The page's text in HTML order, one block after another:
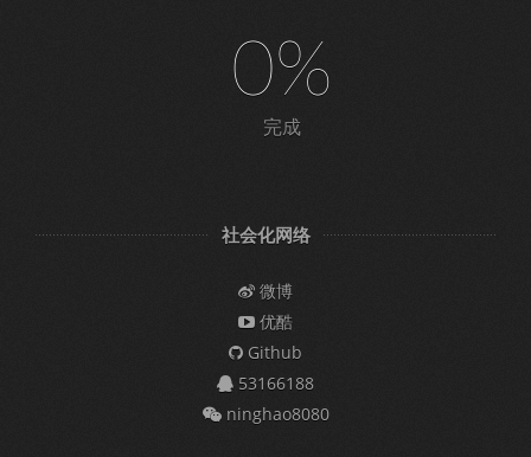
0%
完成
社会化网络
微博
优酷
Github
53166188
ninghao8080